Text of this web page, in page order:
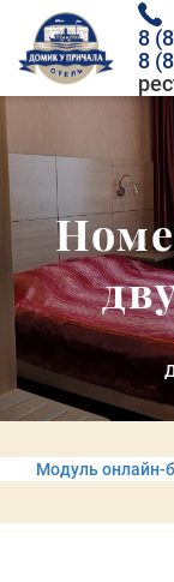
8
8
Модуль онлайн-